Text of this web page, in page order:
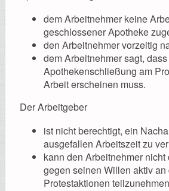
dem Arbeitnehmer keine
geschlossener Apotheke
den Arbeitnehmer vorzeitig
dem Arbeitnehmer sagt,
Apothekenschließung am
Arbeit erscheinen muss.
Der Arbeitgeber
ist nicht berechtigt, ein
ausgefallen Arbeitszeit zu
kann den Arbeitnehmer
gegen seinen Willen aktiv an
Protestaktionen